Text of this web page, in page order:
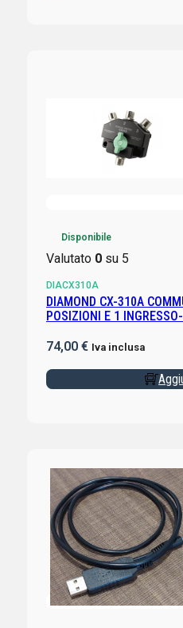
Disponibile
Valutato 0su 5
DIACX310A
DIAMOND CX-310A
POSIZIONI E 1
74,00 € Iva inclusa